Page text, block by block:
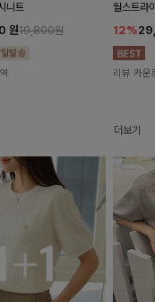
니트
원19,800원
월스트라
12%
리뷰 카운
더보기